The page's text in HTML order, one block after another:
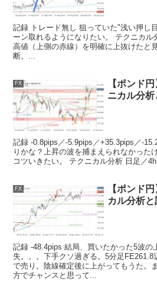
記録 トレード無し 狙っていた"浅い押し
ーン取れるようになりたい。 テクニカ
高値（上側の赤線）を明確に上抜けたと
断。...
FX
【ポンド
ニカル分析
記録 -0.8pips／-5.9pips／+35.3pips／-
りかな？上昇の波を捕まえられなかった
コツいきたい。 テクニカル分析 日足／
FX
【ポンド
カル分析と
記録 -48.4pips 結局、買いたかった5波の
失。。。下手クソ過ぎる。5分足FE261.8
で売り。陰線確定後に上がってもうた。
方でチャンスと思って...